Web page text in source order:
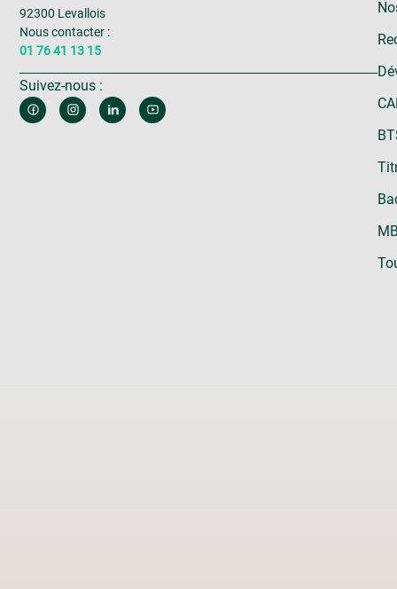
92300 Levallois
Nous contacter :
01 76 41 13 15
Suivez-nous :